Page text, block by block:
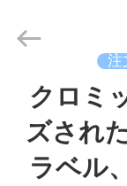
2017
(Xiamen)
Industry
Reserved.
注
クロミ
ズされ
ラベル